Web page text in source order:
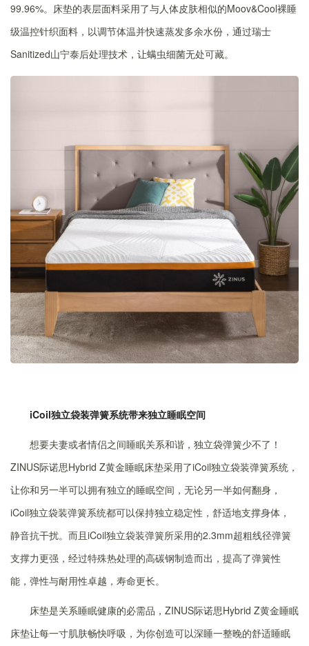
99.96%。床垫的表层面料采用了与人体皮肤相似的Moov&Cool裸睡
级温控针织面料，以调节体温并快速蒸发多余水份，通过瑞士
Sanitized山宁泰后处理技术，让螨虫细菌无处可藏。
iCoil独立袋装弹簧系统带来独立睡眠空间
想要夫妻或者情侣之间睡眠关系和谐，独立袋弹簧少不了！
ZINUS际诺思Hybrid Z黄金睡眠床垫采用了iCoil独立袋装弹簧系统，
让你和另一半可以拥有独立的睡眠空间，无论另一半如何翻身，
iCoil独立袋装弹簧系统都可以保持独立稳定性，舒适地支撑身体，
静音抗干扰。而且iCoil独立袋装弹簧所采用的2.3mm超粗线径弹簧
支撑力更强，经过特殊热处理的高碳钢制造而出，提高了弹簧性
能，弹性与耐用性卓越，寿命更长。
床垫是关系睡眠健康的必需品，ZINUS际诺思Hybrid Z黄金睡眠
床垫让每一寸肌肤畅快呼吸，为你创造可以深睡一整晚的舒适睡眠